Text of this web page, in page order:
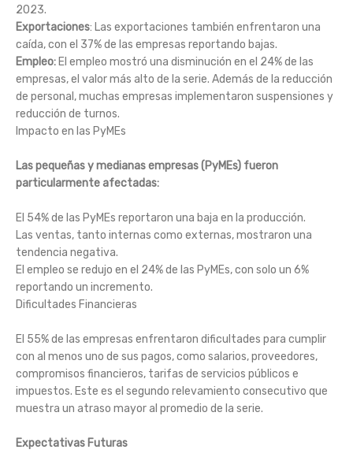
2023.
Exportaciones: Las exportaciones también enfrentaron una
caída, con el 37% de las empresas reportando bajas.
Empleo: El empleo mostró una disminución en el 24% de las
empresas, el valor más alto de la serie. Además de la reducción
de personal, muchas empresas implementaron suspensiones y
reducción de turnos.
Impacto en las PyMEs
Las pequeñas y medianas empresas (PyMEs) fueron
particularmente afectadas:
El 54% de las PyMEs reportaron una baja en la producción.
Las ventas, tanto internas como externas, mostraron una
tendencia negativa.
El empleo se redujo en el 24% de las PyMEs, con solo un 6%
reportando un incremento.
Dificultades Financieras
El 55% de las empresas enfrentaron dificultades para cumplir
con al menos uno de sus pagos, como salarios, proveedores,
compromisos financieros, tarifas de servicios públicos e
impuestos. Este es el segundo relevamiento consecutivo que
muestra un atraso mayor al promedio de la serie.
Expectativas Futuras